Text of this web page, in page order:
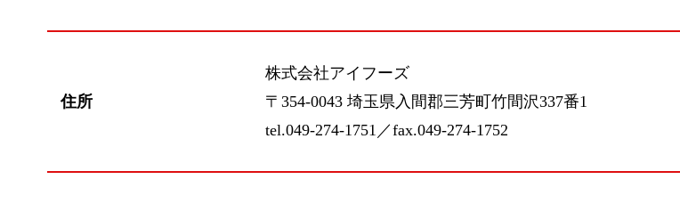
住所
株式会社アイフーズ
〒354-0043 埼玉県入間郡三芳町竹間沢337番1
tel.049-274-1751／fax.049-274-1752